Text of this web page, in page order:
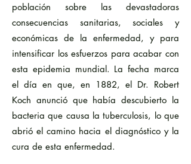
población sobre las devastadoras
consecuencias sanitarias, sociales y
económicas de la enfermedad, y para
intensificar los esfuerzos para acabar con
esta epidemia mundial. La fecha marca
el día en que, en 1882, el Dr. Robert
Koch anunció que había descubierto la
bacteria que causa la tuberculosis, lo que
abrió el camino hacia el diagnóstico y la
cura de esta enfermedad.